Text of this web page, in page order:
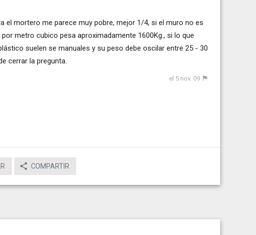
el mortero me parece muy pobre, mejor 1/4, si el muro no es
metro cubico pesa aproximadamente 1600Kg., si lo que
suelen se manuales y su peso debe oscilar entre 25 - 30
cerrar la pregunta.
el 5 nov. 09
COMPARTIR